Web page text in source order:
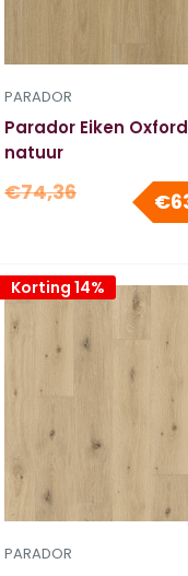
PARADOR
Parador Eiken Oxford
natuur
Normale
€74,36
Korting 14%
PARADOR